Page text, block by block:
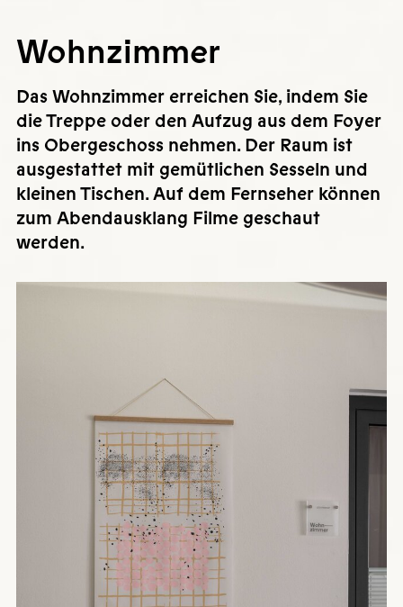
Wohnzimmer
Das Wohnzimmer erreichen Sie, indem Sie
die Treppe oder den Aufzug aus dem Foyer
ins Obergeschoss nehmen. Der Raum ist
ausgestattet mit gemütlichen Sesseln und
kleinen Tischen. Auf dem Fernseher können
zum Abendausklang Filme geschaut
werden.